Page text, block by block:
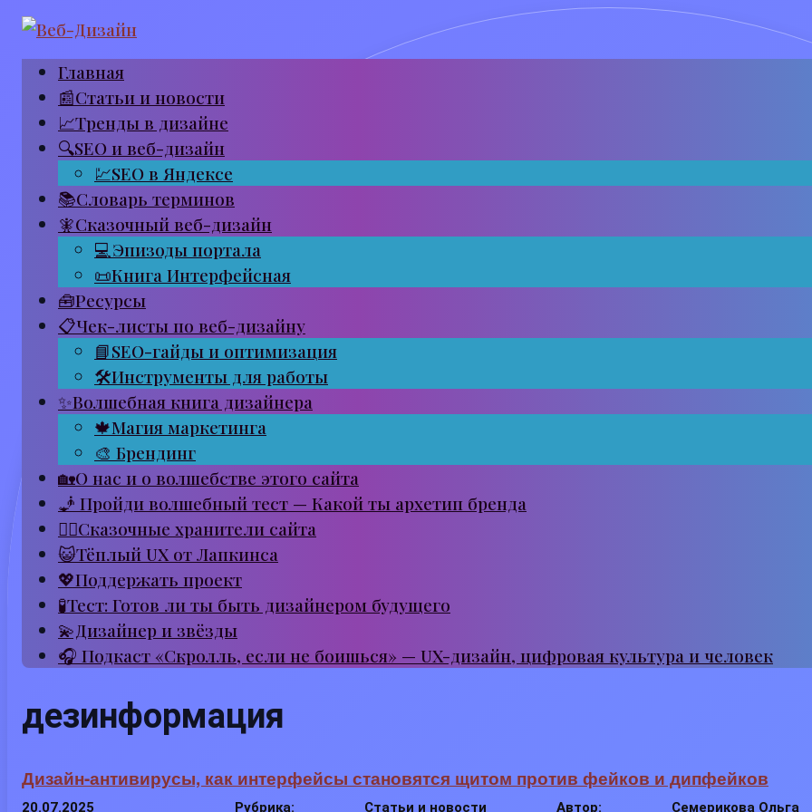
Перейти
контенту
Главная
📰Статьи и новости
📈Тренды в дизайне
🔍SEO и веб-дизайн
💹SEO в Яндексе
📚Словарь терминов
🧚Сказочный веб-дизайн
💻Эпизоды портала
📜Книга Интерфейсная
🧰Ресурсы
📋Чек-листы по веб-дизайну
📘SEO-гайды и оптимизация
🛠Инструменты для работы
✨Волшебная книга дизайнера
🍁Магия маркетинга
🎨 Брендинг
🏡О нас и о волшебстве этого сайта
🧞 Пройди волшебный тест — Какой ты архетип бренда
🧙‍♂️Сказочные хранители сайта
😺Тёплый UX от Лапкинса
💖Поддержать проект
🧪Тест: Готов ли ты быть дизайнером будущего
💫Дизайнер и звёзды
🎧 Подкаст «Скролль, если не боишься» — UX-дизайн, цифровая культура и человек
дезинформация
Дизайн-антивирусы, как интерфейсы становятся щитом против фейков и дипфейков
20.07.2025 Рубрика: Статьи и новости Автор: Семерикова Ольга